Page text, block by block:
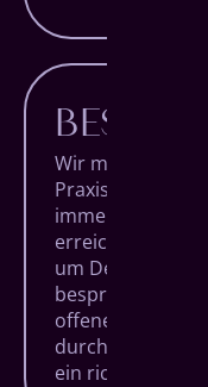
BESTE
Wir möchten,
Praxis betrittst
immer glücklich
erreichen,
um Deine
besprechen,
offenen Fragen
durch
ein richtig gutes